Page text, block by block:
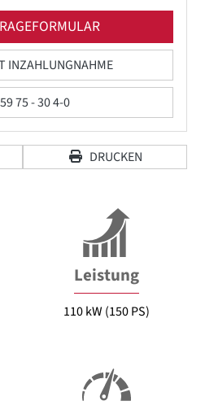
INZAHLUNGNAHME
75 - 30 4-0
DRUCKEN
Leistung
110 kW (150 PS)